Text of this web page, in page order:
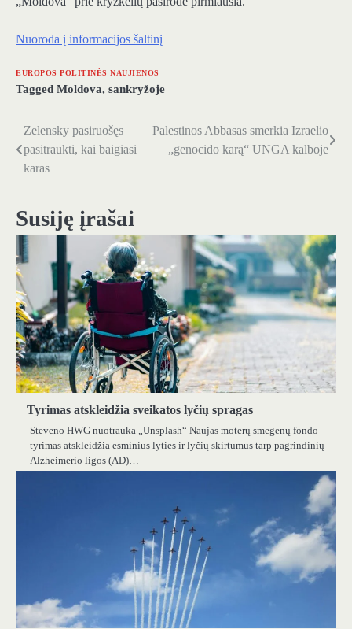
Nuoroda į informacijos šaltinį
EUROPOS POLITINĖS NAUJIENOS
Tagged Moldova, sankryžoje
Navigacija
tarp
Zelensky pasiruošęs
pasitraukti, kai baigiasi
karas
Palestinos Abbasas smerkia Izraelio
„genocido karą“ UNGA kalboje
Susiję įrašai
Tyrimas atskleidžia sveikatos lyčių spragas
Steveno HWG nuotrauka „Unsplash“ Naujas moterų smegenų fondo
tyrimas atskleidžia esminius lyties ir lyčių skirtumus tarp pagrindinių
Alzheimerio ligos (AD)…